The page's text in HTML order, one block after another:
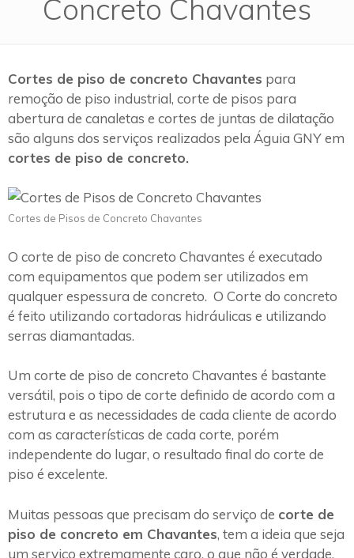
Concreto Chavantes
Cortes de piso de concreto Chavantes para
remoção de piso industrial, corte de pisos para
abertura de canaletas e cortes de juntas de dilatação
são alguns dos serviços realizados pela Águia GNY em
cortes de piso de concreto.
Cortes de Pisos de Concreto Chavantes
O corte de piso de concreto Chavantes é executado
com equipamentos que podem ser utilizados em
qualquer espessura de concreto. O Corte do concreto
é feito utilizando cortadoras hidráulicas e utilizando
serras diamantadas.
Um corte de piso de concreto Chavantes é bastante
versátil, pois o tipo de corte definido de acordo com a
estrutura e as necessidades de cada cliente de acordo
com as características de cada corte, porém
independente do lugar, o resultado final do corte de
piso é excelente.
Muitas pessoas que precisam do serviço de corte de
piso de concreto em Chavantes, tem a ideia que seja
um serviço extremamente caro, o que não é verdade,